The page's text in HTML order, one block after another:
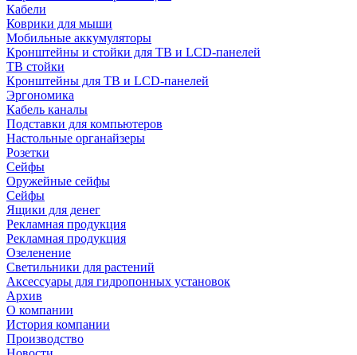
Кабели
Коврики для мыши
Мобильные аккумуляторы
Кронштейны и стойки для ТВ и LCD-панелей
ТВ стойки
Кронштейны для ТВ и LCD-панелей
Эргономика
Кабель каналы
Подставки для компьютеров
Настольные органайзеры
Розетки
Сейфы
Оружейные сейфы
Сейфы
Ящики для денег
Рекламная продукция
Рекламная продукция
Озеленение
Светильники для растений
Аксессуары для гидропонных установок
Архив
О компании
История компании
Производство